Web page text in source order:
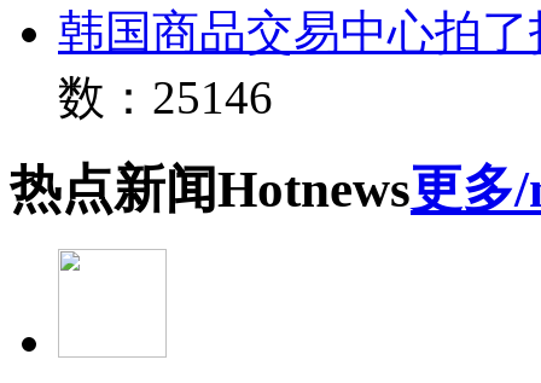
韩国商品交易中心拍
数：25146
热点新闻Hotnews更多